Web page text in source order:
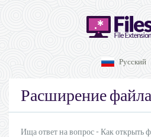
Русский
Расширение файла
Ища ответ на вопрос - Как открыть